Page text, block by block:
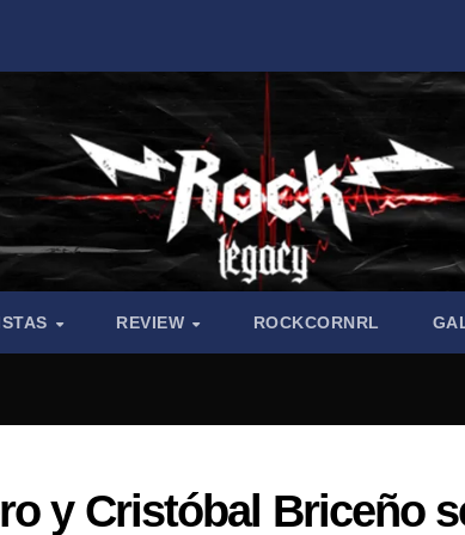
REVIEW ROCKCORNRL
y Cristóbal Briceño